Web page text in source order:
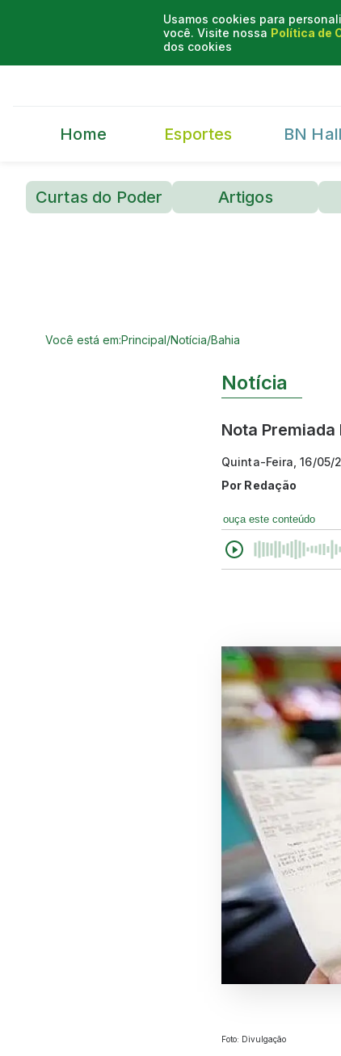
Usamos cookies para
você. Visite nossa Política de
dos cookies
Home Esportes BN Hall
Curtas do Poder Artigos
Você está em:Principal/Notícia/Bahia
Notícia
Nota
Quinta-Feira, 16/05/
Por Redação
ouça este conteúdo
Foto: Divulgação